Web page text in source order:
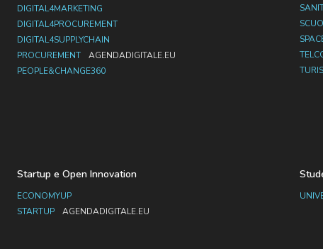
DIGITAL4MARKETING
DIGITAL4PROCUREMENT
DIGITAL4SUPPLYCHAIN
PROCUREMENT
AGENDADIGITALE.EU
PEOPLE&CHANGE360
Startup e Open Innovation
ECONOMYUP
STARTUP
AGENDADIGITALE.EU